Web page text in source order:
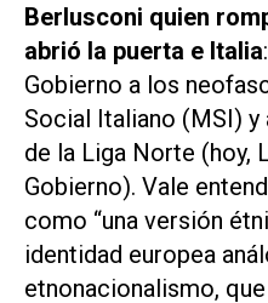
Berlusconi quien
abrió la puerta e Italia
Gobierno a los
Social Italiano (MSI)
de la Liga Norte (hoy,
Gobierno). Vale
como “una versión
identidad europea
etnonacionalismo,